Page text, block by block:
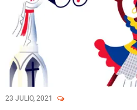
23 JULIO, 2021